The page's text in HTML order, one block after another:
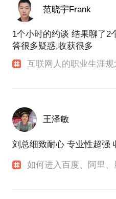
范晓宇Frank
1个小时的约谈 结果聊了2
答很多疑惑,收获很多
互联网人的职业生涯规
王泽敏
刘总细致耐心 专业性超强
如何进入百度、阿里、